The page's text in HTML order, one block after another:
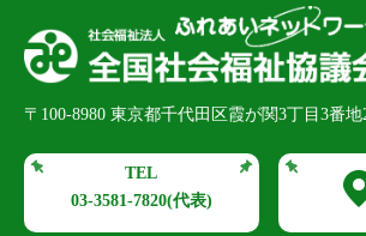
〒100-8980 東京都千代田区霞が関3丁目3番
TEL
03-3581-7820(代表)